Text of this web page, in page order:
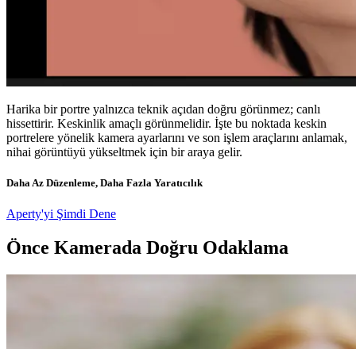
Harika bir portre yalnızca teknik açıdan doğru görünmez; canlı
hissettirir. Keskinlik amaçlı görünmelidir. İşte bu noktada keskin
portrelere yönelik kamera ayarlarını ve son işlem araçlarını anlamak,
nihai görüntüyü yükseltmek için bir araya gelir.
Daha Az Düzenleme, Daha Fazla Yaratıcılık
Aperty'yi Şimdi Dene
Önce Kamerada Doğru Odaklama